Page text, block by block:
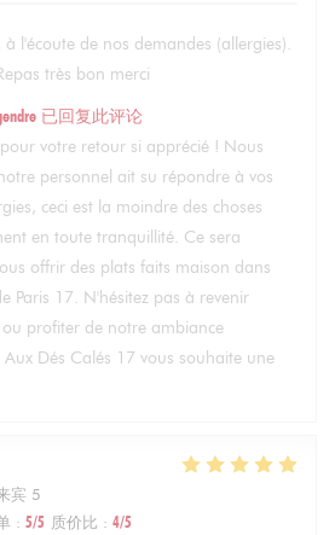
l'écoute de nos demandes (allergies).
très bon merci
已回复此评论
votre retour si apprécié ! Nous
personnel ait su répondre à vos
ceci est la moindre des choses
en toute tranquillité. Ce sera
offrir des plats faits maison dans
Paris 17. N'hésitez pas à revenir
profiter de notre ambiance
Aux Dés Calés 17 vous souhaite une
宾 5
: 5/5 质价比 : 4/5